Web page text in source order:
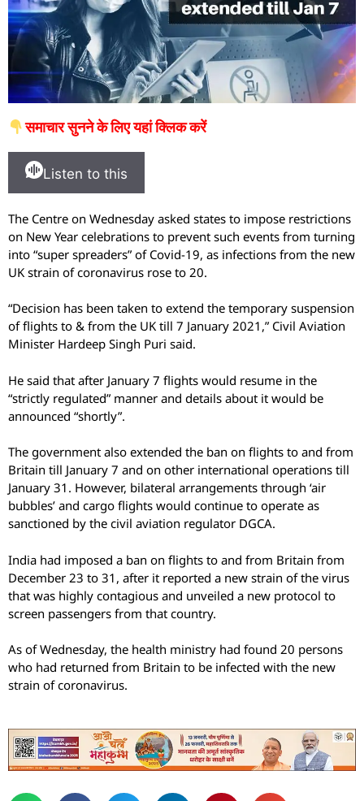
समाचार सुनने के लिए यहां क्लिक करें
Listen to this
The Centre on Wednesday asked states to impose restrictions
on New Year celebrations to prevent such events from turning
into “super spreaders” of Covid-19, as infections from the new
UK strain of coronavirus rose to 20.
“Decision has been taken to extend the temporary suspension
of flights to & from the UK till 7 January 2021,” Civil Aviation
Minister Hardeep Singh Puri said.
He said that after January 7 flights would resume in the
“strictly regulated” manner and details about it would be
announced “shortly”.
The government also extended the ban on flights to and from
Britain till January 7 and on other international operations till
January 31. However, bilateral arrangements through ‘air
bubbles’ and cargo flights would continue to operate as
sanctioned by the civil aviation regulator DGCA.
India had imposed a ban on flights to and from Britain from
December 23 to 31, after it reported a new strain of the virus
that was highly contagious and unveiled a new protocol to
screen passengers from that country.
As of Wednesday, the health ministry had found 20 persons
who had returned from Britain to be infected with the new
strain of coronavirus.